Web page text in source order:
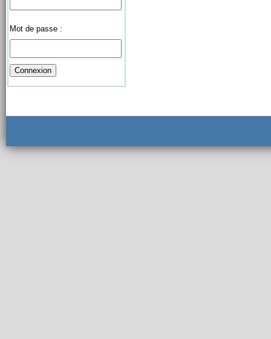
Mot de passe :